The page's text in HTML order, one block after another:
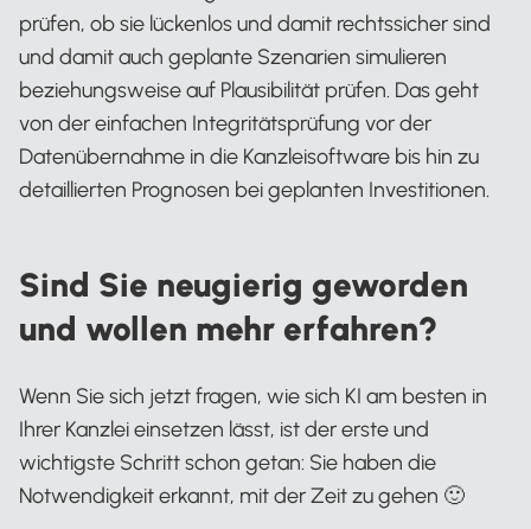
prüfen, ob sie lückenlos und damit rechtssicher sind
und damit auch geplante Szenarien simulieren
beziehungsweise auf Plausibilität prüfen. Das geht
von der einfachen Integritätsprüfung vor der
Datenübernahme in die Kanzleisoftware bis hin zu
detaillierten Prognosen bei geplanten Investitionen.
Sind Sie neugierig geworden
und wollen mehr erfahren?
Wenn Sie sich jetzt fragen, wie sich KI am besten in
Ihrer Kanzlei einsetzen lässt, ist der erste und
wichtigste Schritt schon getan: Sie haben die
Notwendigkeit erkannt, mit der Zeit zu gehen 🙂